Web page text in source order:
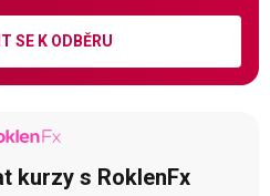
SE K ODBĚRU
kurzy s RoklenFx